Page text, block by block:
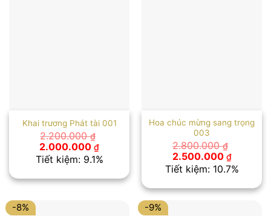
Khai trương Phát tài 001
2.200.000₫
Giá
gốc
là:
2.000.000 ₫Giá
hiện
tại
2.000.000 ₫.
Tiết kiệm: 9.1%
Hoa chúc mừng sang trọng
003
2.800.000₫
Giá
gốc
là:
2.500.000 ₫Giá
hiện
tại
Tiết kiệm: 10.7%
-8% -9%